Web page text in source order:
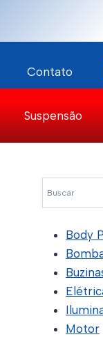
Contato
Suspensão
Body
Motor